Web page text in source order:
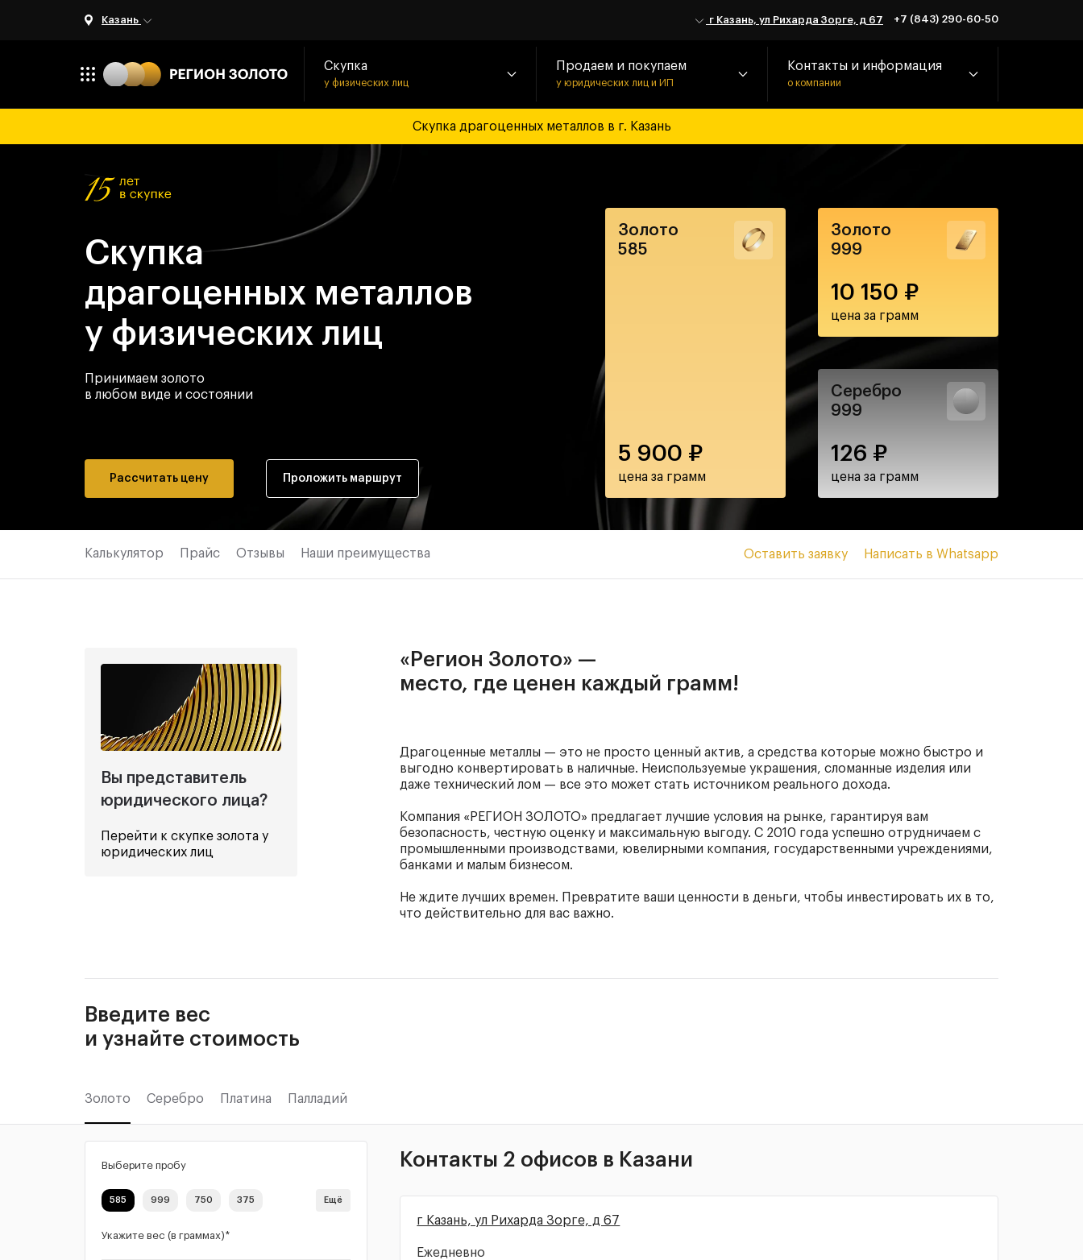
Казань г Казань, ул Рихарда Зорге, д 67 +7 (843) 290-60-50
Скупка
у физических лиц
Продаем и покупаем
у юридических лиц и ИП
Контакты и информация
о компании
Скупка драгоценных металлов в г. Казань
Скупка
драгоценных металлов
у физических лиц
Принимаем золото
в любом виде и состоянии
Рассчитать цену Проложить маршрут
Золото
585
5 900 ₽
цена за грамм
Золото
999
10 150 ₽
цена за грамм
Серебро
999
126 ₽
цена за грамм
Калькулятор Прайс Отзывы Наши преимущества Оставить заявку Написать в Whatsapp
Вы представитель
юридического лица?
Перейти к скупке золота у
юридических лиц
«Регион Золото» —
место, где ценен каждый грамм!
Драгоценные металлы — это не просто ценный актив, а средства которые можно быстро и
выгодно конвертировать в наличные. Неиспользуемые украшения, сломанные изделия или
даже технический лом — все это может стать источником реального дохода.
Компания «РЕГИОН ЗОЛОТО» предлагает лучшие условия на рынке, гарантируя вам
безопасность, честную оценку и максимальную выгоду. С 2010 года успешно отрудничаем с
промышленными производствами, ювелирными компания, государственными учреждениями,
банками и малым бизнесом.
Не ждите лучших времен. Превратите ваши ценности в деньги, чтобы инвестировать их в то,
что действительно для вас важно.
Введите вес
и узнайте стоимость
Золото Серебро Платина Палладий
Выберите пробу
585 999 750 375 Ещё
Укажите вес (в граммах)*
Контакты 2 офисов в Казани
г Казань, ул Рихарда Зорге, д 67
Ежедневно